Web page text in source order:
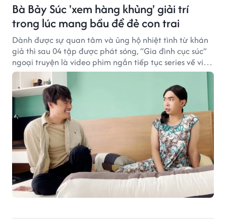
Bà Bảy Súc 'xem hàng khủng' giải trí
trong lúc mang bầu để đẻ con trai
Dành được sự quan tâm và ủng hộ nhiệt tình từ khán
giả thì sau 04 tập được phát sóng, “Gia đình cục súc”
ngoại truyện là video phim ngắn tiếp tục series về việc
ông Bảy Cục mong bà Bảy Súc hạ sinh “quý tử” cho
mình. Với mong muốn đó, ông Bảy Cục trở nên nhẹ
nhàng hơn với người vợ của mình và dành những điều
tốt đẹp nhất cho vợ mình. Cùng dự đoán xem điều
tuyệt vời đó là gì.